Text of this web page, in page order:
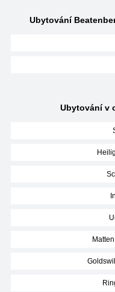
Ubytování
Ubytování v